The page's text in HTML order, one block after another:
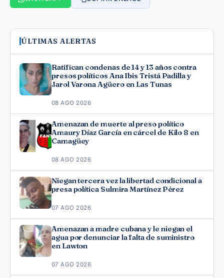
ÚLTIMAS ALERTAS
Ratifican condenas de 14 y 13 años contra
presos políticos Ana Ibis Tristá Padilla y
Jarol Varona Agüero en Las Tunas
08 AGO 2026
Amenazan de muerte al preso político
Amaury Díaz García en cárcel de Kilo 8 en
Camagüey
08 AGO 2026
Niegan tercera vez la libertad condicional a
presa política Sulmira Martínez Pérez
07 AGO 2026
Amenazan a madre cubana y le niegan el
agua por denunciar la falta de suministro
en Lawton
07 AGO 2026